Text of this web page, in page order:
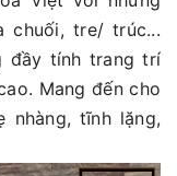
chuối, tre/ trúc...
đầy tính trang trí
Mang đến cho
nhàng, tĩnh lặng,